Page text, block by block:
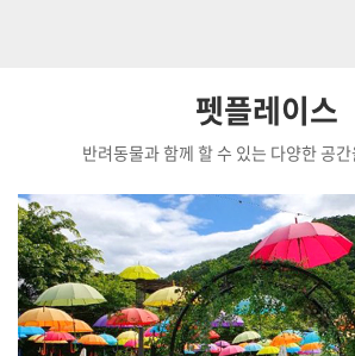
펫플레이스
반려동물과 함께 할 수 있는 다양한 공